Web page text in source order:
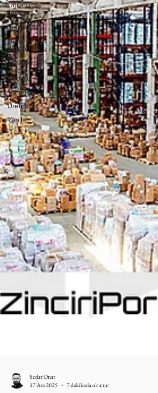
Öğrenilmiş
Dersler
Satınalma
Tedarik
Zinciri
Tedarik
Zinciri
Raporu
Terimler
Üretim
Yeniler